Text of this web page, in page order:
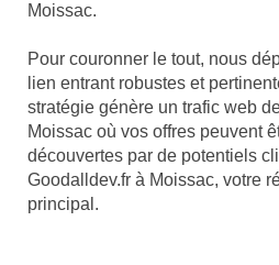
Moissac.
Pour couronner le tout, nous
lien entrant robustes et
stratégie génère un trafic web
Moissac où vos offres peuvent
découvertes par de potentiels
Goodalldev.fr à Moissac, votre
principal.